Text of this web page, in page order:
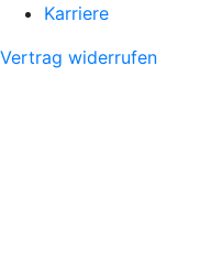
Karriere
Vertrag widerrufen